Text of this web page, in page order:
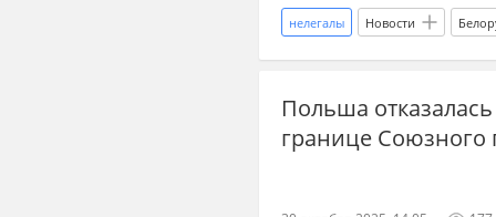
сигареты аэропорты
нелегалы Новости
Польша государственная
миграционный кризис
Восточное партнерство
Польша
границе Союзного